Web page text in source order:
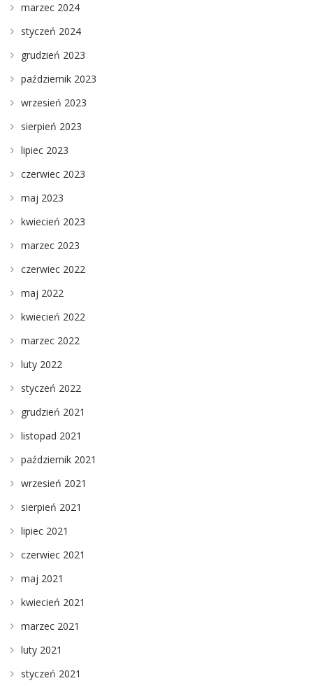
marzec 2024
styczeń 2024
grudzień 2023
październik 2023
wrzesień 2023
sierpień 2023
lipiec 2023
czerwiec 2023
maj 2023
kwiecień 2023
marzec 2023
czerwiec 2022
maj 2022
kwiecień 2022
marzec 2022
luty 2022
styczeń 2022
grudzień 2021
listopad 2021
październik 2021
wrzesień 2021
sierpień 2021
lipiec 2021
czerwiec 2021
maj 2021
kwiecień 2021
marzec 2021
luty 2021
styczeń 2021